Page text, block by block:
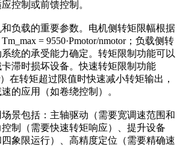
控制或前馈控制。
负载的重要参数。电机侧转矩限幅根据
= 9550·Pmotor/nmotor；负载侧转
统的承受能力确定。转矩限制功能可以
滞时损坏设备。快速转矩限制功能
）在转矩超过限值时快速减小转矩输出，
的应用（如卷绕控制）。
景包括：主轴驱动（需要宽调速范围和
制（需要快速转矩响应）、提升设备
四象限运行）、高精度定位（需要精确速